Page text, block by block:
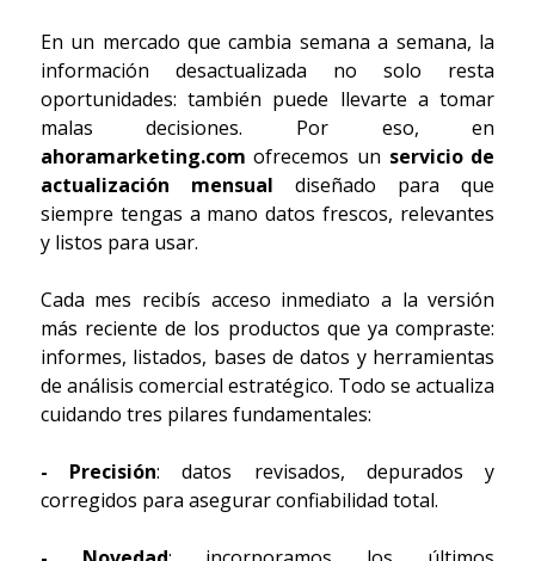
En un mercado que cambia semana a semana, la
información desactualizada no solo resta
oportunidades: también puede llevarte a tomar
malas decisiones. Por eso, en
ahoramarketing.com ofrecemos un servicio de
actualización mensual diseñado para que
siempre tengas a mano datos frescos, relevantes
y listos para usar.
Cada mes recibís acceso inmediato a la versión
más reciente de los productos que ya compraste:
informes, listados, bases de datos y herramientas
de análisis comercial estratégico. Todo se actualiza
cuidando tres pilares fundamentales:
- Precisión: datos revisados, depurados y
corregidos para asegurar confiabilidad total.